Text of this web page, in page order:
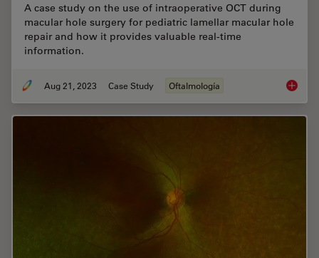
A case study on the use of intraoperative OCT during
macular hole surgery for pediatric lamellar macular hole
repair and how it provides valuable real-time
information.
Aug 21, 2023 Case Study Oftalmología